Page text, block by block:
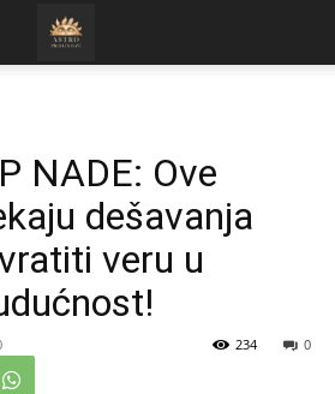
NADE: Ove
dešavanja
veru u
0
234